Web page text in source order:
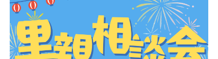
相談先一覧